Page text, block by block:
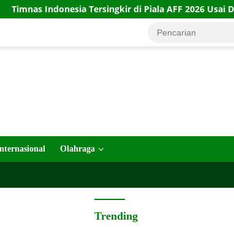
Tersingkir di Piala AFF 2026 Usai Ditahan Singapura
Olahraga
Trending